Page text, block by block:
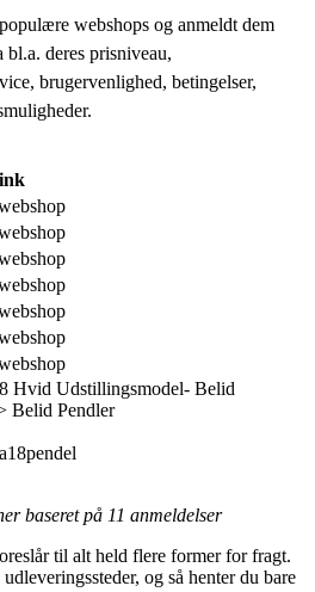
webshops og anmeldt dem
deres prisniveau,
brugervenlighed, betingelser,
Hvid Udstillingsmodel- Belid
Belid Pendler
baseret på 11 anmeldelser
til alt held flere former for fragt.
og så henter du bare